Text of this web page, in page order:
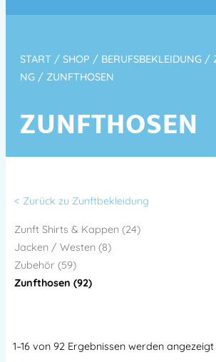
START / SHOP / BERUFSBEKLEIDUNG /
NG / ZUNFTHOSEN
ZUNFTHOSEN
< Zurück zu Zunftbekleidung
Zunft Shirts & Kappen (24)
Jacken / Westen (8)
Zubehör (59)
Zunfthosen (92)
1–16 von 92 Ergebnissen werden angezeigt